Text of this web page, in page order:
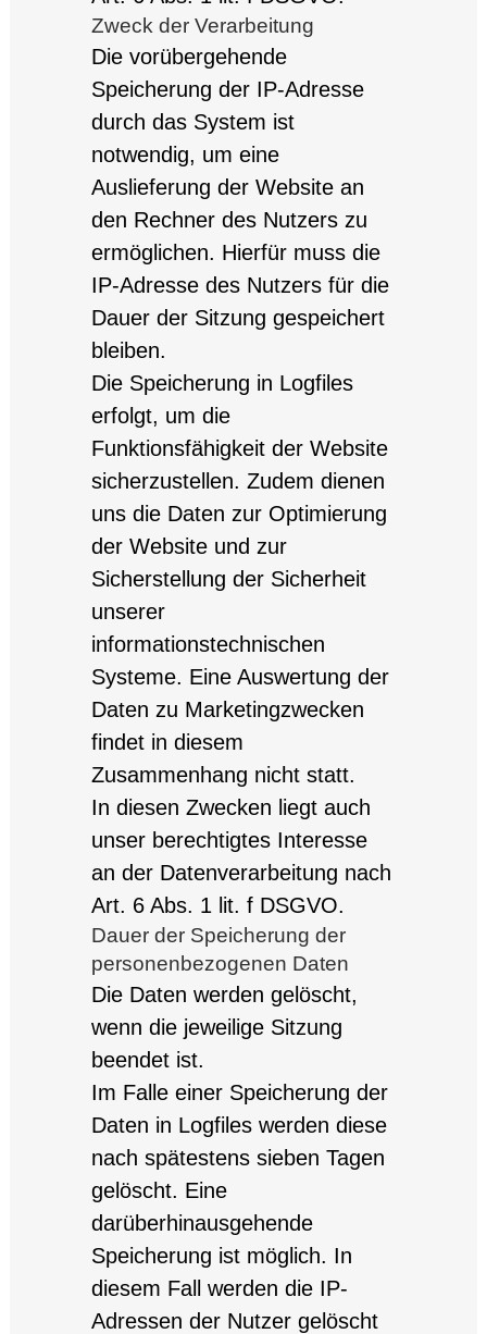
Zweck der Verarbeitung
Die vorübergehende
Speicherung der IP-Adresse
durch das System ist
notwendig, um eine
Auslieferung der Website an
den Rechner des Nutzers zu
ermöglichen. Hierfür muss die
IP-Adresse des Nutzers für die
Dauer der Sitzung gespeichert
bleiben.
Die Speicherung in Logfiles
erfolgt, um die
Funktionsfähigkeit der Website
sicherzustellen. Zudem dienen
uns die Daten zur Optimierung
der Website und zur
Sicherstellung der Sicherheit
unserer
informationstechnischen
Systeme. Eine Auswertung der
Daten zu Marketingzwecken
findet in diesem
Zusammenhang nicht statt.
In diesen Zwecken liegt auch
unser berechtigtes Interesse
an der Datenverarbeitung nach
Art. 6 Abs. 1 lit. f DSGVO.
Dauer der Speicherung der
personenbezogenen Daten
Die Daten werden gelöscht,
wenn die jeweilige Sitzung
beendet ist.
Im Falle einer Speicherung der
Daten in Logfiles werden diese
nach spätestens sieben Tagen
gelöscht. Eine
darüberhinausgehende
Speicherung ist möglich. In
diesem Fall werden die IP-
Adressen der Nutzer gelöscht